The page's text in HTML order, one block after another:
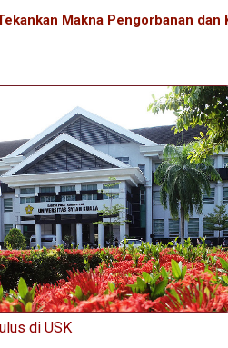
Makna Pengorbanan dan
di USK